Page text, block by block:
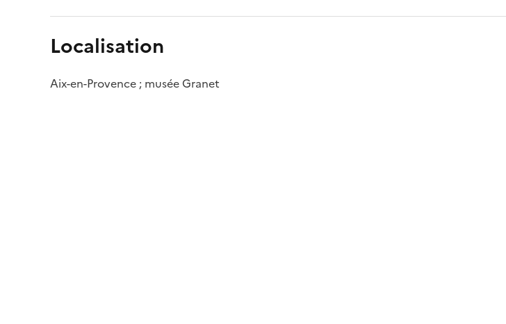
Localisation
Aix-en-Provence ; musée Granet